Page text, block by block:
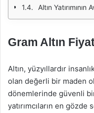
Altın Yatırımının
Gram Altın
Altın, yüzyıllardır
olan değerli bir maden
dönemlerinde güvenli
yatırımcıların en